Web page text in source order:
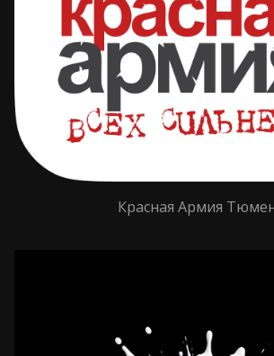
Красная Армия